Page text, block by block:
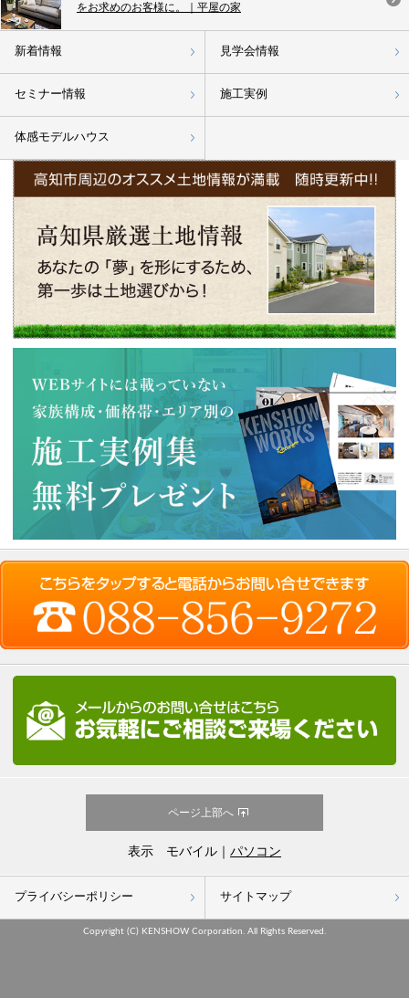
をお求めのお客様に。｜平屋の家
新着情報 見学会情報
セミナー情報 施工実例
体感モデルハウス
ページ上部へ
表示 モバイル｜ パソコン
プライバシーポリシー サイトマップ
Copyright (C) KENSHOW Corporation. All Rights Reserved.